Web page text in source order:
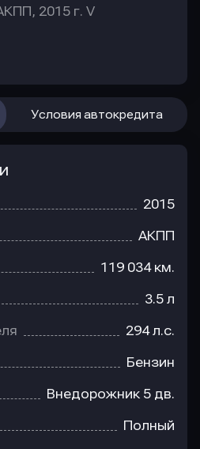
2015 г. V
Условия автокредита
2015
АКПП
119 034 км.
3.5 л
294 л.с.
Бензин
Внедорожник 5 дв.
Полный